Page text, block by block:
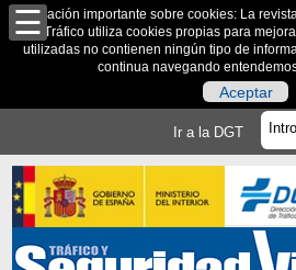
Información importante sobre cookies: La
de Tráfico utiliza cookies propias para
utilizadas no contienen ningún tipo de
continua navegando
Aceptar
Ir a la DGT